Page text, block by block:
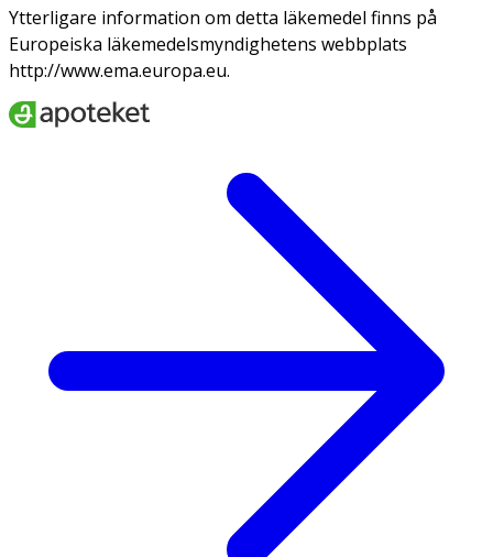
Ytterligare information om detta läkemedel finns på
Europeiska läkemedelsmyndighetens webbplats
http://www.ema.europa.eu.